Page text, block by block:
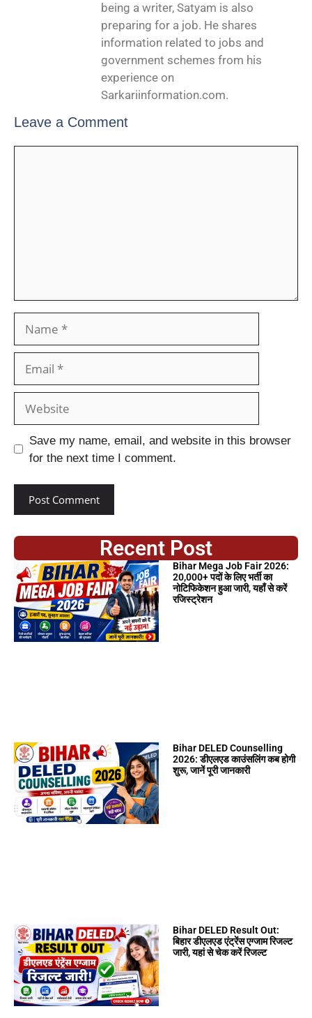
being a writer, Satyam is also
preparing for a job. He shares
information related to jobs and
government schemes from his
experience on
Sarkariinformation.com.
Leave a Comment
Save my name, email, and website in this browser
for the next time I comment.
Recent Post
Bihar Mega Job Fair 2026:
20,000+ पदों के लिए भर्ती का
नोटिफिकेशन हुआ जारी, यहाँ से करें
रजिस्ट्रेशन
Bihar DELED Counselling
2026: डीएलएड काउंसलिंग कब होगी
शुरू, जानें पूरी जानकारी
Bihar DELED Result Out:
बिहार डीएलएड एंट्रेंस एग्जाम रिजल्ट
जारी, यहां से चेक करें रिजल्ट